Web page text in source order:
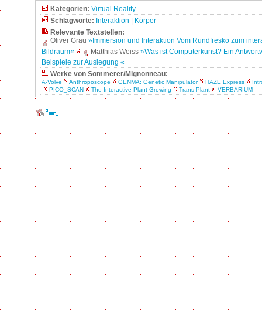
Kategorien: Virtual Reality
Schlagworte: Interaktion
Körper
Relevante Textstellen:
Oliver Grau »Immersion und Interaktion Vom Rundfresko zum
Bildraum«
Matthias Weiss »Was ist Computerkunst? Ein
Beispiele zur Auslegung «
Werke von Sommerer/Mignonneau:
A-Volve Anthroposcope GENMA: Genetic Manipulator HAZE Express
PICO_SCAN
The Interactive Plant Growing Trans Plant VERBARIUM